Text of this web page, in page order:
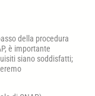
della procedura
è importante
siano soddisfatti;